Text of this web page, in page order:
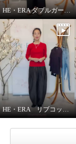
HE・ERA ダブルガーゼ ジレ
HE・ERA リブコットンインナー 3枚セット